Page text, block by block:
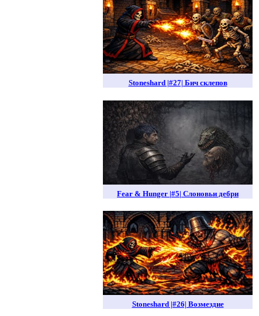
Stoneshard |#27| Бич склепов
Fear & Hunger |#5| Слоновьи дебри
Stoneshard |#26| Возмездие